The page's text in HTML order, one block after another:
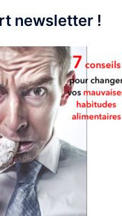
newsletter !